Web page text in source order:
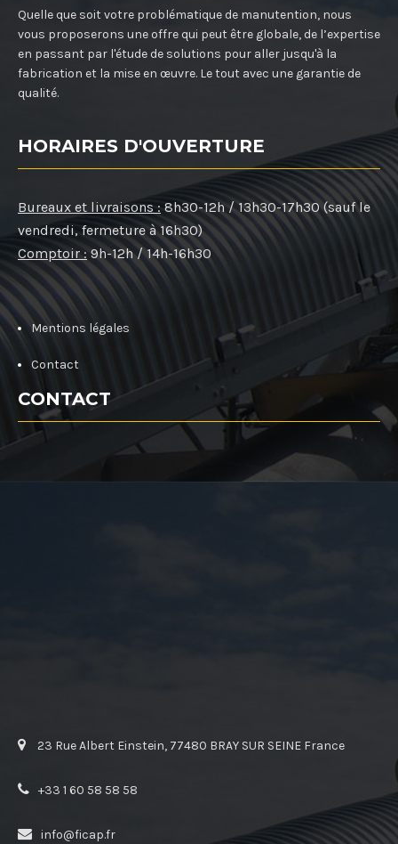
Quelle que soit votre problématique de manutention, nous
vous proposerons une offre qui peut être globale, de l’expertise
en passant par l'étude de solutions pour aller jusqu'à la
fabrication et la mise en œuvre. Le tout avec une garantie de
qualité.
HORAIRES D'OUVERTURE
Bureaux et livraisons : 8h30-12h / 13h30-17h30 (sauf le
vendredi, fermeture à 16h30)
Comptoir : 9h-12h / 14h-16h30
Mentions légales
Contact
CONTACT
23 Rue Albert Einstein, 77480 BRAY SUR SEINE France
+33 1 60 58 58 58
info@ficap.fr